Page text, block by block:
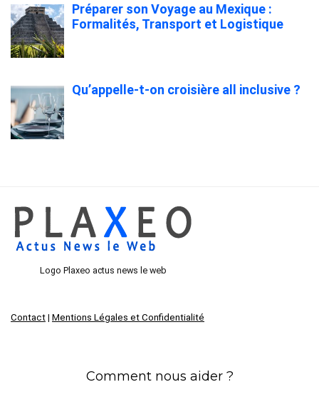
Préparer son Voyage au Mexique :
Formalités, Transport et Logistique
Qu’appelle-t-on croisière all inclusive ?
Logo Plaxeo actus news le web
Contact | Mentions Légales et Confidentialité
Comment nous aider ?